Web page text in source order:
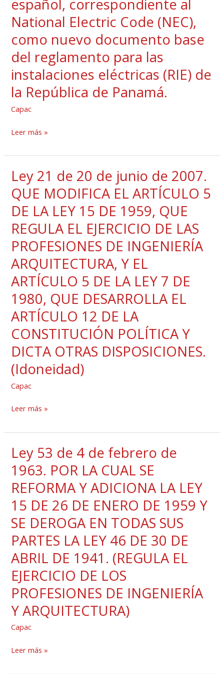
Residentes
y
Profesionales
que
prestan
servicios
empresas
dedicadas
las
ramas
de
la
Ingeniería
y
y
se
adoptan
otras
medidas.
español, correspondiente al
National Electric Code (NEC),
como nuevo documento base
del reglamento para las
instalaciones eléctricas (RIE) de
la República de Panamá.
Capac
de
agosto
2018.
Por
la
cual
se
adopta
la
de
la
National
Fire
Protection
Association
(NFPA)
Número
70
Edición
2014
en
correspondiente
al
National
Code
nuevo
documento
base
del
reglamento
para
instalaciones
eléctricas
(RIE)
de
la
República
de
Leer más »
Ley 21 de 20 de junio de 2007.
QUE MODIFICA EL ARTÍCULO 5
DE LA LEY 15 DE 1959, QUE
REGULA EL EJERCICIO DE LAS
PROFESIONES DE INGENIERÍA
ARQUITECTURA, Y EL
ARTÍCULO 5 DE LA LEY 7 DE
1980, QUE DESARROLLA EL
ARTÍCULO 12 DE LA
CONSTITUCIÓN POLÍTICA Y
DICTA OTRAS DISPOSICIONES.
(Idoneidad)
Capac
Ley
21
de
20
de
junio
de
2007.
QUE
MODIFICA
ARTÍCULO
5
DE
LA
LEY
15
QUE
EL
EJERCICIO
DE
LAS
PROFESIONES
DE
INGENIERÍA
ARQUITECTURA,
Y
EL
ARTÍCULO
5
LEY
Leer más »
Ley 53 de 4 de febrero de
1963. POR LA CUAL SE
REFORMA Y ADICIONA LA LEY
15 DE 26 DE ENERO DE 1959 Y
SE DEROGA EN TODAS SUS
PARTES LA LEY 46 DE 30 DE
ABRIL DE 1941. (REGULA EL
EJERCICIO DE LOS
PROFESIONES DE INGENIERÍA
Y ARQUITECTURA)
Capac
Ley
53
de
4
de
febrero
de
1963.
POR
LA
CUAL
SE
REFORMA
Y
LA
Leer más »